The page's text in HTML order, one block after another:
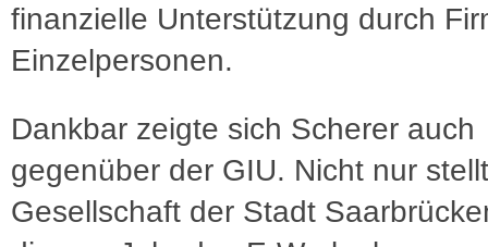
finanzielle Unterstützung durch
Einzelpersonen.
Dankbar zeigte sich Scherer auch
gegenüber der GIU. Nicht nur
Gesellschaft der Stadt